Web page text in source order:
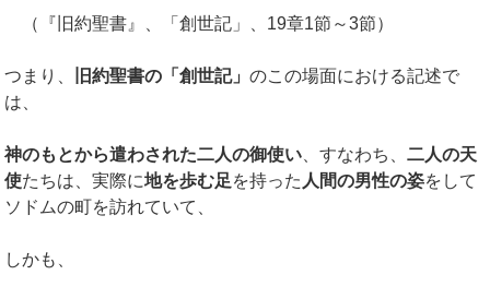
（『旧約聖書』、「創世記」、19章1節～3節）
つまり、 旧約聖書の「創世記」のこの場面における記述で
は、
神のもとから遣わされた二人の御使い 、すなわち、二人の天
使たちは、実際に地を歩む足 を持った 人間の男性の姿をして
ソドムの町を訪れていて、
しかも、